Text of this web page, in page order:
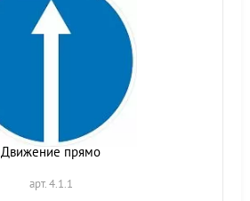
Движение прямо
арт. 4.1.1